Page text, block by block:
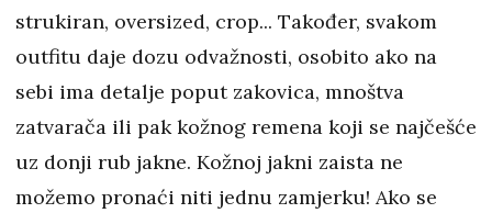
strukiran, oversized, crop... Također, svakom
outfitu daje dozu odvažnosti, osobito ako na
sebi ima detalje poput zakovica, mnoštva
zatvarača ili pak kožnog remena koji se najčešće
uz donji rub jakne. Kožnoj jakni zaista ne
možemo pronaći niti jednu zamjerku! Ako se